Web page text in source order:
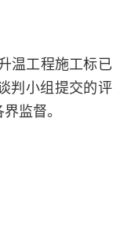
温工程施工标已
判小组提交的评
监督。